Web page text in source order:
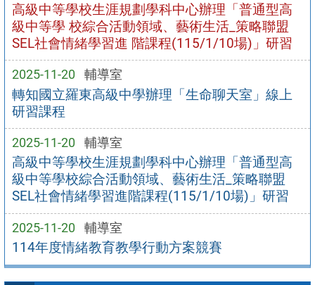
高級中等學校生涯規劃學科中心辦理「普通型高
級中等學 校綜合活動領域、藝術生活_策略聯盟
SEL社會情緒學習進 階課程(115/1/10場)」研習
2025-11-20 輔導室
轉知國立羅東高級中學辦理「生命聊天室」線上
研習課程
2025-11-20 輔導室
高級中等學校生涯規劃學科中心辦理「普通型高
級中等學校綜合活動領域、藝術生活_策略聯盟
SEL社會情緒學習進階課程(115/1/10場)」研習
2025-11-20 輔導室
114年度情緒教育教學行動方案競賽